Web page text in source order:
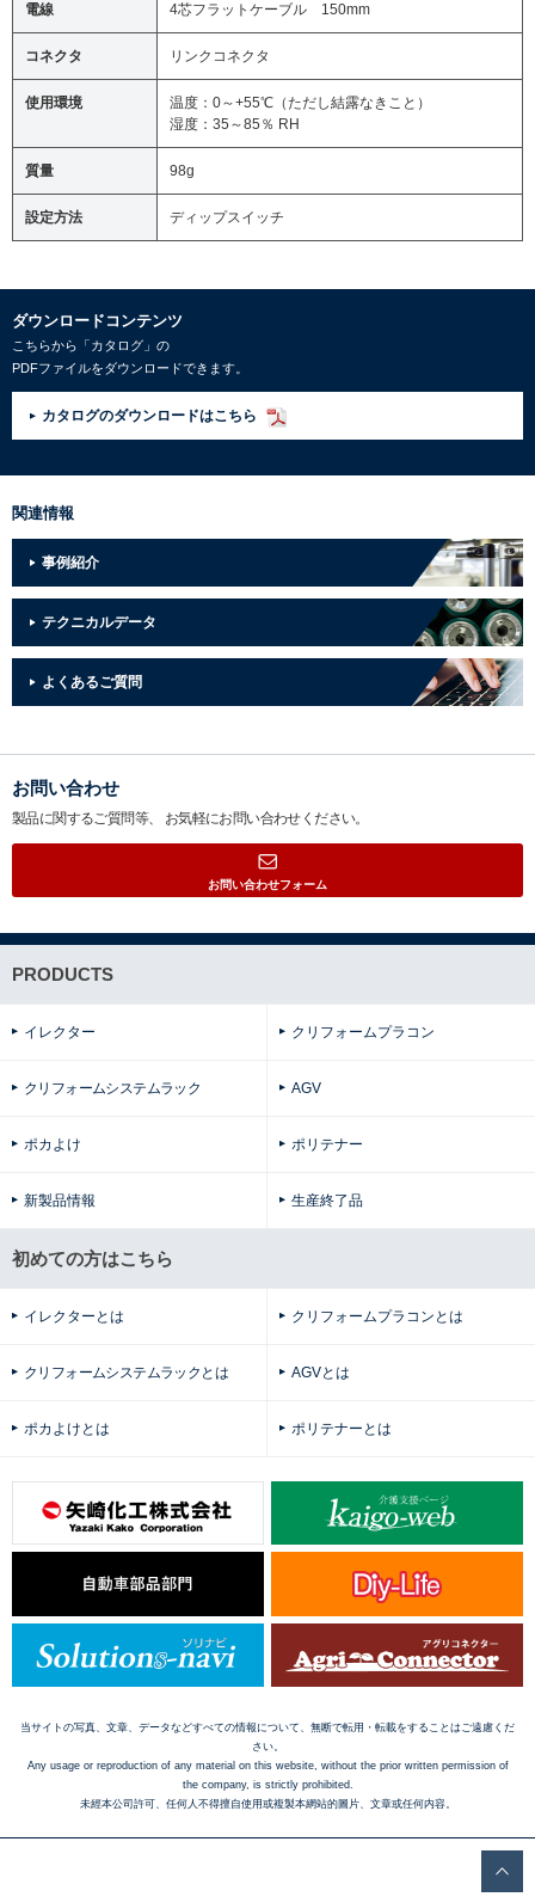
電線 4芯フラットケーブル 150mm
コネクタ リンクコネクタ
使用環境
温度：0～+55℃（ただし結露なきこと）
湿度：35～85％ RH
質量 98g
設定方法 ディップスイッチ
ダウンロードコンテンツ
こちらから「カタログ」の
PDFファイルをダウンロードできます。
カタログのダウンロードはこちら
関連情報
事例紹介
テクニカルデータ
よくあるご質問
お問い合わせ
製品に関するご質問等、 お気軽にお問い合わせください。
お問い合わせフォーム
PRODUCTS
イレクター クリフォームプラコン
クリフォームシステムラック AGV
ポカよけ ポリテナー
新製品情報 生産終了品
初めての方はこちら
イレクターとは クリフォームプラコンとは
クリフォームシステムラックとは AGVとは
ポカよけとは ポリテナーとは
当サイトの写真、文章、データなどすべての情報について、無断で転用・転載をすることはご遠慮くだ
さい。
Any usage or reproduction of any material on this website, without the prior written permission of
the company, is strictly prohibited.
未經本公司許可、任何人不得擅自使用或複製本網站的圖片、文章或任何内容。